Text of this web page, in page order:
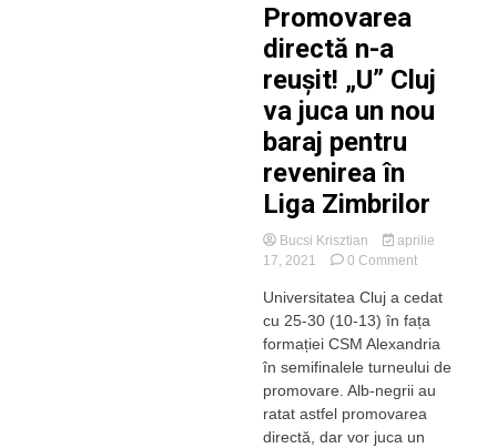
Promovarea
directă n-a
reușit! „U” Cluj
va juca un nou
baraj pentru
revenirea în
Liga Zimbrilor
Bucsi Krisztian
aprilie
17, 2021
0 Commenton
directă
n-
a
reușit!
Cluj
va
juca
Universitatea Cluj a cedat
cu 25-30 (10-13) în fața
formației CSM Alexandria
în semifinalele turneului de
promovare. Alb-negrii au
ratat astfel promovarea
directă, dar vor juca un